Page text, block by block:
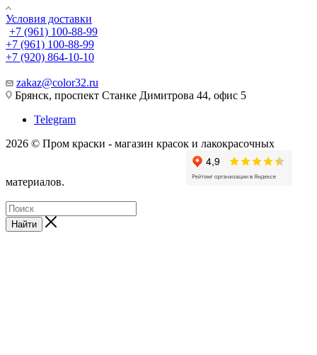
Условия доставки
+7 (961) 100-88-99
+7 (961) 100-88-99
+7 (920) 864-10-10
zakaz@color32.ru
Брянск, проспект Станке Димитрова 44, офис 5
Telegram
2026 © Пром краски - магазин красок и лакокрасочных
материалов.
Найти